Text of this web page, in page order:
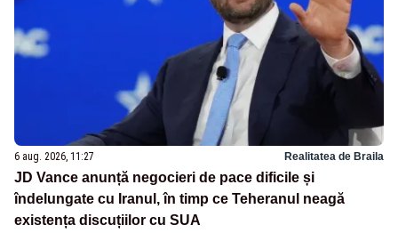
6 aug. 2026, 11:27 Realitatea de Braila
JD Vance anunță negocieri de pace dificile și
îndelungate cu Iranul, în timp ce Teheranul neagă
existența discuțiilor cu SUA